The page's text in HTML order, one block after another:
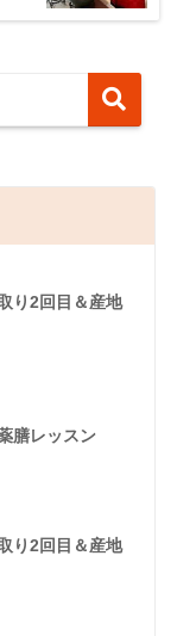
り2回目＆産地
膳レッスン
り2回目＆産地